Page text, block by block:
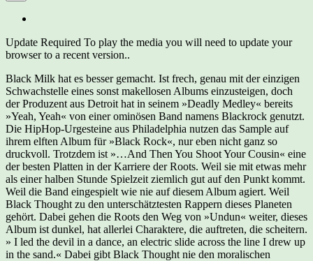
Update Required To play the media you will need to update your
browser to a recent version..
Black Milk hat es besser gemacht. Ist frech, genau mit der einzigen
Schwachstelle eines sonst makellosen Albums einzusteigen, doch
der Produzent aus Detroit hat in seinem »Deadly Medley« bereits
»Yeah, Yeah« von einer ominösen Band namens Blackrock genutzt.
Die HipHop-Urgesteine aus Philadelphia nutzen das Sample auf
ihrem elften Album für »Black Rock«, nur eben nicht ganz so
druckvoll. Trotzdem ist »…And Then You Shoot Your Cousin« eine
der besten Platten in der Karriere der Roots. Weil sie mit etwas mehr
als einer halben Stunde Spielzeit ziemlich gut auf den Punkt kommt.
Weil die Band eingespielt wie nie auf diesem Album agiert. Weil
Black Thought zu den unterschätztesten Rappern dieses Planeten
gehört. Dabei gehen die Roots den Weg von »Undun« weiter, dieses
Album ist dunkel, hat allerlei Charaktere, die auftreten, die scheitern.
» I led the devil in a dance, an electric slide across the line I drew up
in the sand.« Dabei gibt Black Thought nie den moralischen